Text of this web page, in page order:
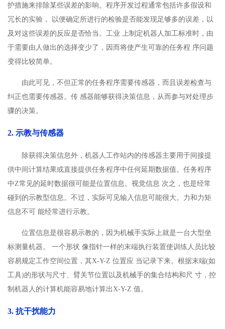
护措施来排除某些误差的影响。程序开发过程通常包括许多假设和
冗长的实验， 以便确定所进行的检验是否能发现足够多的误差，以
及对这些误差的反应是否恰当。工业 上制定机器人加工标准时，由
于需要由人做出的选择变少了，因而将使产生可靠的任务程 序问题
变得比较简单。
由此可见，不但正常的任务程序需要传感器，而且误差检查与
纠正也需要传感器。传 感器能够获得决策信息，从而参与对处理步
骤的决策。
2. 示教与传感器
除获得决策信息外，机器人工作站内的传感器主要用于间接提
供中间计算结果或直接提供任务程序中任何延期数据值。任务程序
中Z常见的延时数据很可能是位置信息。视觉信息 次之，也是经常
碰到的示教型信息。不过，实际可见输入信息可能很大。力和力矩
信息不可 能经常进行示教。
位置信息是很容易示教的，因为机械手实际上就是一台大型坐
标测量机器。 一个形状 像指针一样的末端执行装置使训练人员比较
容易规定工作空间位置，其X-Y-Z 位置应 当记录下来。根据末端(如
工具)的形状与尺寸、臂关节位置以及机械手的集合结构和尺 寸，控
制机器人的计算机能容易地计算出X-Y-Z 值。
3. 抗干扰能力